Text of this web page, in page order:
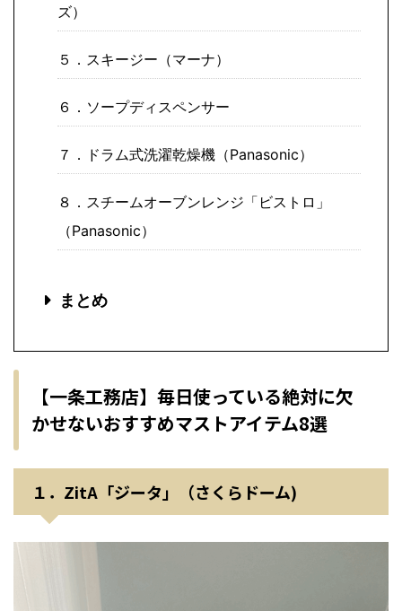
ズ）
５．スキージー（マーナ）
６．ソープディスペンサー
７．ドラム式洗濯乾燥機（Panasonic）
８．スチームオーブンレンジ「ビストロ」
（Panasonic）
まとめ
【一条工務店】毎日使っている絶対に欠
かせないおすすめマストアイテム8選
１．ZitA「ジータ」（さくらドーム)